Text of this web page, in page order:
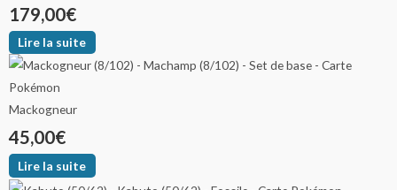
179,00€
Lire la suite
Mackogneur
45,00€
Lire la suite